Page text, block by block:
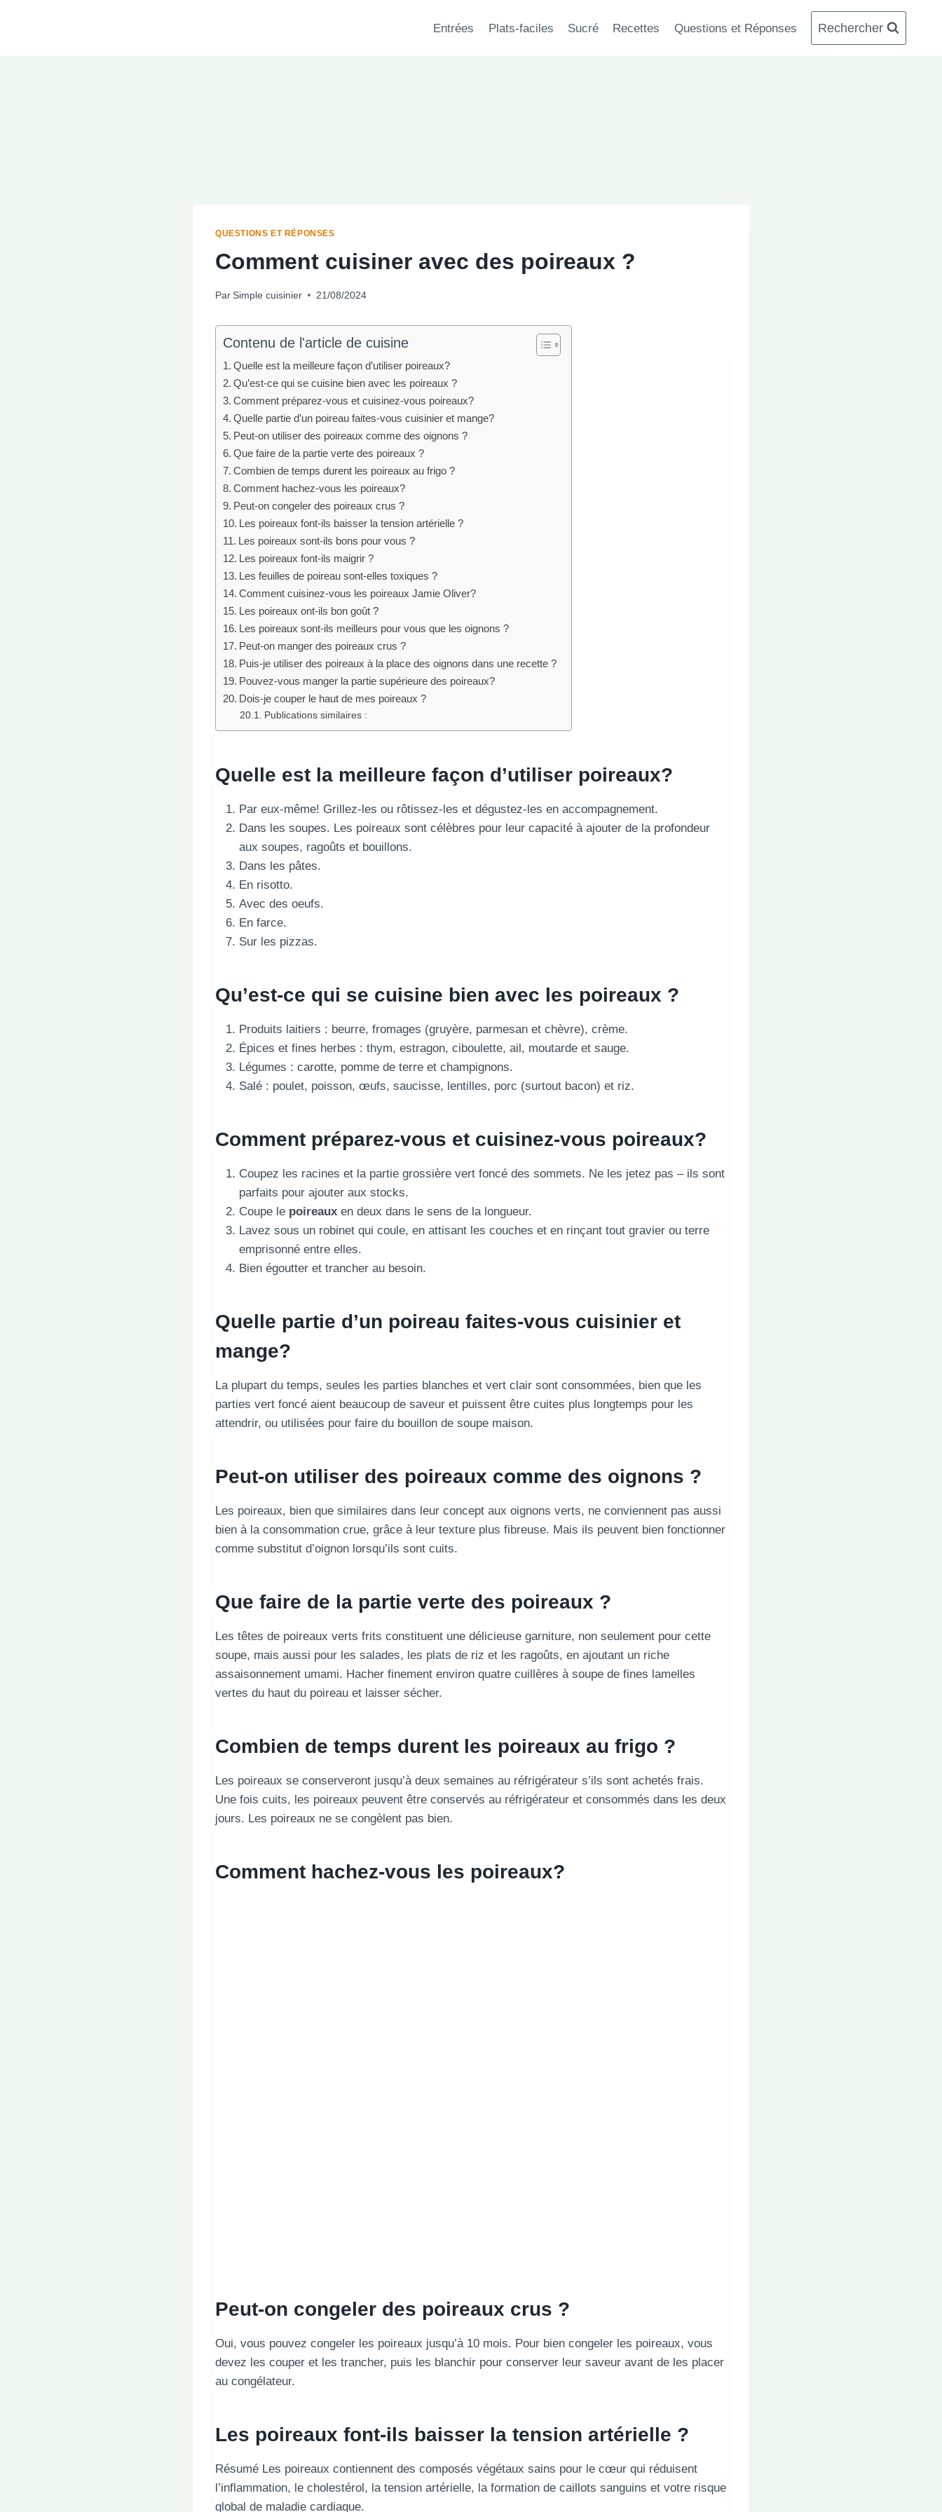
Entrées Plats-faciles Sucré Recettes Questions et Réponses Rechercher
QUESTIONS ET RÉPONSES
Comment cuisiner avec des poireaux ?
Par Simple cuisinier 21/08/2024
Contenu de l'article de cuisine
Quelle est la meilleure façon d’utiliser poireaux?
Qu’est-ce qui se cuisine bien avec les poireaux ?
Comment préparez-vous et cuisinez-vous poireaux?
Quelle partie d’un poireau faites-vous cuisinier et mange?
Peut-on utiliser des poireaux comme des oignons ?
Que faire de la partie verte des poireaux ?
Combien de temps durent les poireaux au frigo ?
Comment hachez-vous les poireaux?
Peut-on congeler des poireaux crus ?
Les poireaux font-ils baisser la tension artérielle ?
Les poireaux sont-ils bons pour vous ?
Les poireaux font-ils maigrir ?
Les feuilles de poireau sont-elles toxiques ?
Comment cuisinez-vous les poireaux Jamie Oliver?
Les poireaux ont-ils bon goût ?
Les poireaux sont-ils meilleurs pour vous que les oignons ?
Peut-on manger des poireaux crus ?
Puis-je utiliser des poireaux à la place des oignons dans une recette ?
Pouvez-vous manger la partie supérieure des poireaux?
Dois-je couper le haut de mes poireaux ?
Publications similaires :
Quelle est la meilleure façon d’utiliser poireaux?
Par eux-même! Grillez-les ou rôtissez-les et dégustez-les en accompagnement.
Dans les soupes. Les poireaux sont célèbres pour leur capacité à ajouter de la profondeur
aux soupes, ragoûts et bouillons.
Dans les pâtes.
En risotto.
Avec des oeufs.
En farce.
Sur les pizzas.
Qu’est-ce qui se cuisine bien avec les poireaux ?
Produits laitiers : beurre, fromages (gruyère, parmesan et chèvre), crème.
Épices et fines herbes : thym, estragon, ciboulette, ail, moutarde et sauge.
Légumes : carotte, pomme de terre et champignons.
Salé : poulet, poisson, œufs, saucisse, lentilles, porc (surtout bacon) et riz.
Comment préparez-vous et cuisinez-vous poireaux?
Coupez les racines et la partie grossière vert foncé des sommets. Ne les jetez pas – ils sont
parfaits pour ajouter aux stocks.
Coupe le poireaux en deux dans le sens de la longueur.
Lavez sous un robinet qui coule, en attisant les couches et en rinçant tout gravier ou terre
emprisonné entre elles.
Bien égoutter et trancher au besoin.
Quelle partie d’un poireau faites-vous cuisinier et
mange?
La plupart du temps, seules les parties blanches et vert clair sont consommées, bien que les
parties vert foncé aient beaucoup de saveur et puissent être cuites plus longtemps pour les
attendrir, ou utilisées pour faire du bouillon de soupe maison.
Peut-on utiliser des poireaux comme des oignons ?
Les poireaux, bien que similaires dans leur concept aux oignons verts, ne conviennent pas aussi
bien à la consommation crue, grâce à leur texture plus fibreuse. Mais ils peuvent bien fonctionner
comme substitut d’oignon lorsqu’ils sont cuits.
Que faire de la partie verte des poireaux ?
Les têtes de poireaux verts frits constituent une délicieuse garniture, non seulement pour cette
soupe, mais aussi pour les salades, les plats de riz et les ragoûts, en ajoutant un riche
assaisonnement umami. Hacher finement environ quatre cuillères à soupe de fines lamelles
vertes du haut du poireau et laisser sécher.
Combien de temps durent les poireaux au frigo ?
Les poireaux se conserveront jusqu’à deux semaines au réfrigérateur s’ils sont achetés frais.
Une fois cuits, les poireaux peuvent être conservés au réfrigérateur et consommés dans les deux
jours. Les poireaux ne se congèlent pas bien.
Comment hachez-vous les poireaux?
Peut-on congeler des poireaux crus ?
Oui, vous pouvez congeler les poireaux jusqu’à 10 mois. Pour bien congeler les poireaux, vous
devez les couper et les trancher, puis les blanchir pour conserver leur saveur avant de les placer
au congélateur.
Les poireaux font-ils baisser la tension artérielle ?
Résumé Les poireaux contiennent des composés végétaux sains pour le cœur qui réduisent
l’inflammation, le cholestérol, la tension artérielle, la formation de caillots sanguins et votre risque
global de maladie cardiaque.